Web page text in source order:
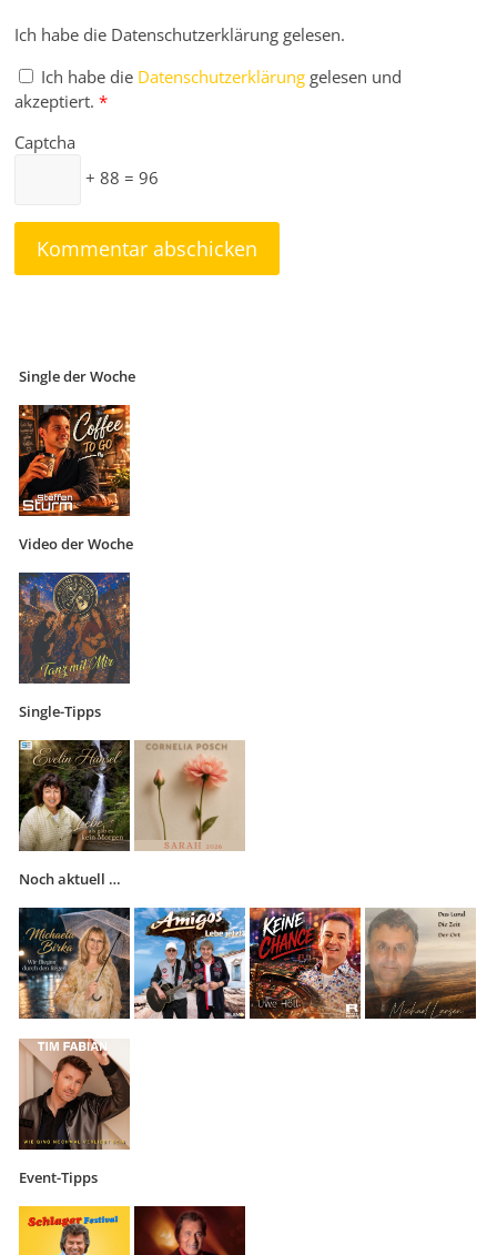
Ich habe die Datenschutzerklärung gelesen.
Ich habe die Datenschutzerklärung gelesen und
akzeptiert. *
Captcha
+ 88 = 96
Single der Woche
Video der Woche
Single-Tipps
Noch aktuell …
Event-Tipps